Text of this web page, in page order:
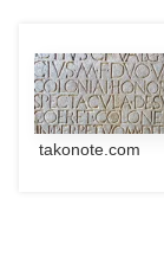
takonote.com